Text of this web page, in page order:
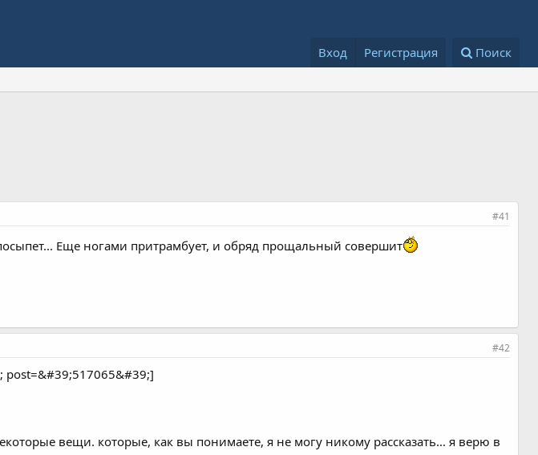
Вход Регистрация Поиск
#41
Еще ногами притрамбует, и обряд прощальный совершит
#42
post=&#39;517065&#39;]
вещи. которые, как вы понимаете, я не могу никому рассказать... я верю в